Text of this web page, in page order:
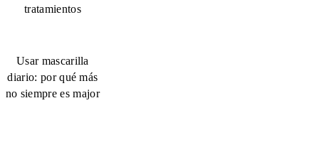
d
e
tratamientos
Usar mascarilla
diario: por qué más
no siempre es major